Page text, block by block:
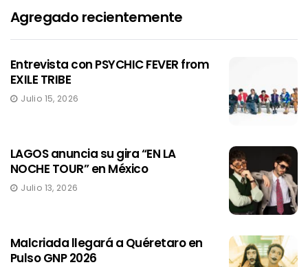
Agregado recientemente
Entrevista con PSYCHIC FEVER from
EXILE TRIBE
Julio 15, 2026
LAGOS anuncia su gira “EN LA
NOCHE TOUR” en México
Julio 13, 2026
Malcriada llegará a Quéretaro en
Pulso GNP 2026